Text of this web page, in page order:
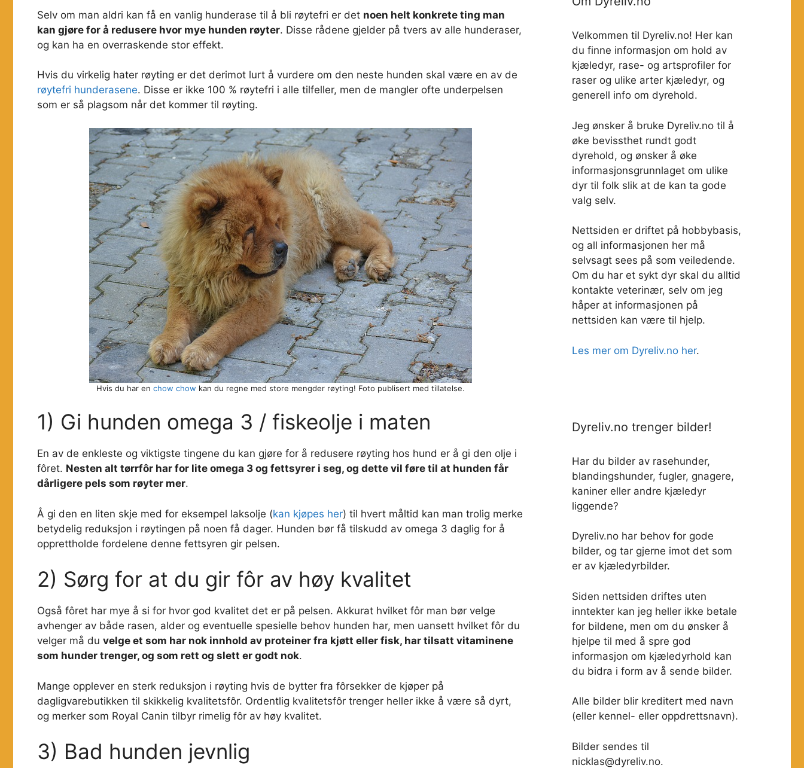
Selv om man aldri kan få en vanlig hunderase til å bli røytefri er det noen helt konkrete ting man
kan gjøre for å redusere hvor mye hunden røyter. Disse rådene gjelder på tvers av alle hunderaser,
og kan ha en overraskende stor effekt.
Hvis du virkelig hater røyting er det derimot lurt å vurdere om den neste hunden skal være en av de
røytefri hunderasene. Disse er ikke 100 % røytefri i alle tilfeller, men de mangler ofte underpelsen
som er så plagsom når det kommer til røyting.
Hvis du har en chow chow kan du regne med store mengder røyting! Foto publisert med tillatelse.
1) Gi hunden omega 3 / fiskeolje i maten
En av de enkleste og viktigste tingene du kan gjøre for å redusere røyting hos hund er å gi den olje i
fôret. Nesten alt tørrfôr har for lite omega 3 og fettsyrer i seg, og dette vil føre til at hunden får
dårligere pels som røyter mer.
Å gi den en liten skje med for eksempel laksolje (kan kjøpes her) til hvert måltid kan man trolig merke
betydelig reduksjon i røytingen på noen få dager. Hunden bør få tilskudd av omega 3 daglig for å
opprettholde fordelene denne fettsyren gir pelsen.
2) Sørg for at du gir fôr av høy kvalitet
Også fôret har mye å si for hvor god kvalitet det er på pelsen. Akkurat hvilket fôr man bør velge
avhenger av både rasen, alder og eventuelle spesielle behov hunden har, men uansett hvilket fôr du
velger må du velge et som har nok innhold av proteiner fra kjøtt eller fisk, har tilsatt vitaminene
som hunder trenger, og som rett og slett er godt nok.
Mange opplever en sterk reduksjon i røyting hvis de bytter fra fôrsekker de kjøper på
dagligvarebutikken til skikkelig kvalitetsfôr. Ordentlig kvalitetsfôr trenger heller ikke å være så dyrt,
og merker som Royal Canin tilbyr rimelig fôr av høy kvalitet.
3) Bad hunden jevnlig
Velkommen til Dyreliv.no! Her kan
du finne informasjon om hold av
kjæledyr, rase- og artsprofiler for
raser og ulike arter kjæledyr, og
generell info om dyrehold.
Jeg ønsker å bruke Dyreliv.no til å
øke bevissthet rundt godt
dyrehold, og ønsker å øke
informasjonsgrunnlaget om ulike
dyr til folk slik at de kan ta gode
valg selv.
Nettsiden er driftet på hobbybasis,
og all informasjonen her må
selvsagt sees på som veiledende.
Om du har et sykt dyr skal du alltid
kontakte veterinær, selv om jeg
håper at informasjonen på
nettsiden kan være til hjelp.
Les mer om Dyreliv.no her.
Dyreliv.no trenger bilder!
Har du bilder av rasehunder,
blandingshunder, fugler, gnagere,
kaniner eller andre kjæledyr
liggende?
Dyreliv.no har behov for gode
bilder, og tar gjerne imot det som
er av kjæledyrbilder.
Siden nettsiden driftes uten
inntekter kan jeg heller ikke betale
for bildene, men om du ønsker å
hjelpe til med å spre god
informasjon om kjæledyrhold kan
du bidra i form av å sende bilder.
Alle bilder blir kreditert med navn
(eller kennel- eller oppdrettsnavn).
Bilder sendes til
nicklas@dyreliv.no.